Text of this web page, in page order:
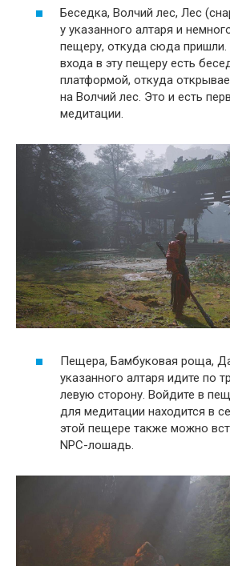
Беседка, Волчий лес, Лес
у указанного алтаря и
пещеру, откуда сюда
входа в эту пещеру есть
платформой, откуда
на Волчий лес. Это и есть
медитации.
Пещера, Бамбуковая роща,
указанного алтаря идите по
левую сторону. Войдите в
для медитации находится в
этой пещере также можно
NPC-лошадь.